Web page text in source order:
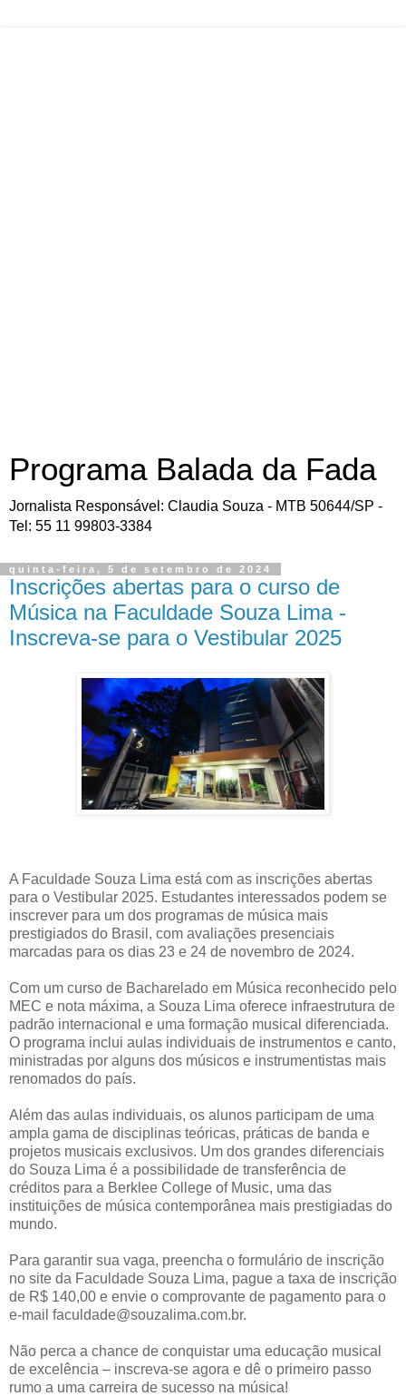
Programa Balada da Fada
Jornalista Responsável: Claudia Souza - MTB 50644/SP -
Tel: 55 11 99803-3384
quinta-feira, 5 de setembro de 2024
Inscrições abertas para o curso de
Música na Faculdade Souza Lima -
Inscreva-se para o Vestibular 2025
A Faculdade Souza Lima está com as inscrições abertas
para o Vestibular 2025. Estudantes interessados podem se
inscrever para um dos programas de música mais
prestigiados do Brasil, com avaliações presenciais
marcadas para os dias 23 e 24 de novembro de 2024.
Com um curso de Bacharelado em Música reconhecido pelo
MEC e nota máxima, a Souza Lima oferece infraestrutura de
padrão internacional e uma formação musical diferenciada.
O programa inclui aulas individuais de instrumentos e canto,
ministradas por alguns dos músicos e instrumentistas mais
renomados do país.
Além das aulas individuais, os alunos participam de uma
ampla gama de disciplinas teóricas, práticas de banda e
projetos musicais exclusivos. Um dos grandes diferenciais
do Souza Lima é a possibilidade de transferência de
créditos para a Berklee College of Music, uma das
instituições de música contemporânea mais prestigiadas do
mundo.
Para garantir sua vaga, preencha o formulário de inscrição
no site da Faculdade Souza Lima, pague a taxa de inscrição
de R$ 140,00 e envie o comprovante de pagamento para o
e-mail faculdade@souzalima.com.br.
Não perca a chance de conquistar uma educação musical
de excelência – inscreva-se agora e dê o primeiro passo
rumo a uma carreira de sucesso na música!